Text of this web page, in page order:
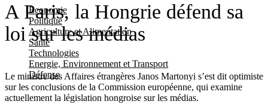
Economie
Politique
Agriculture et Alimentation
Santé
Technologies
Energie, Environnement et Transport
Défense
A Paris, la Hongrie défend sa
loi sur les médias
Le ministre des Affaires étrangères Janos Martonyi s’est dit optimiste
sur les conclusions de la Commission européenne, qui examine
actuellement la législation hongroise sur les médias.